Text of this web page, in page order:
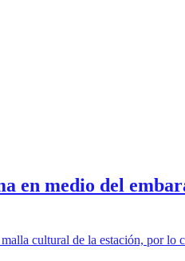
en medio del
cultural de la estación, por